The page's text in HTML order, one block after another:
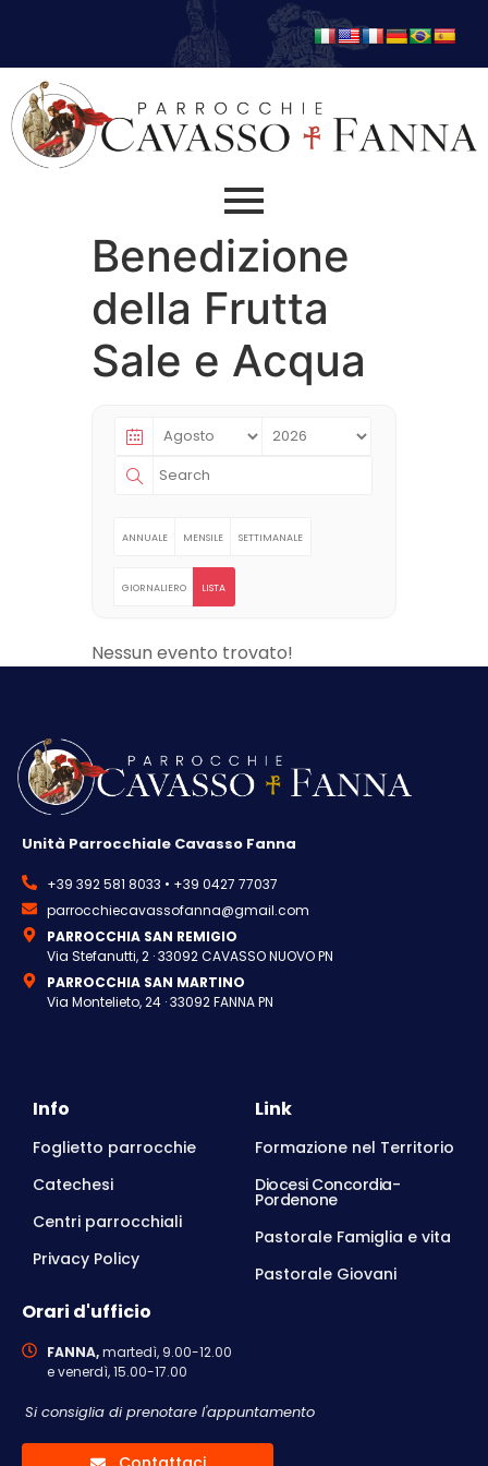
Benedizione
della Frutta
Sale e Acqua
ANNUALE MENSILE SETTIMANALE
GIORNALIERO LISTA
Nessun evento trovato!
Unità Parrocchiale Cavasso Fanna
+39 392 581 8033 • +39 0427 77037
parrocchiecavassofanna@gmail.com
PARROCCHIA SAN REMIGIO
Via Stefanutti, 2 · 33092 CAVASSO NUOVO PN
PARROCCHIA SAN MARTINO
Via Montelieto, 24 · 33092 FANNA PN
Info
Foglietto parrocchie
Catechesi
Centri parrocchiali
Privacy Policy
Link
Formazione nel Territorio
Diocesi Concordia-
Pordenone
Pastorale Famiglia e vita
Pastorale Giovani
Orari d'ufficio
FANNA,martedì, 9.00-12.00
e venerdì, 15.00-17.00
Si consiglia di prenotare l'appuntamento